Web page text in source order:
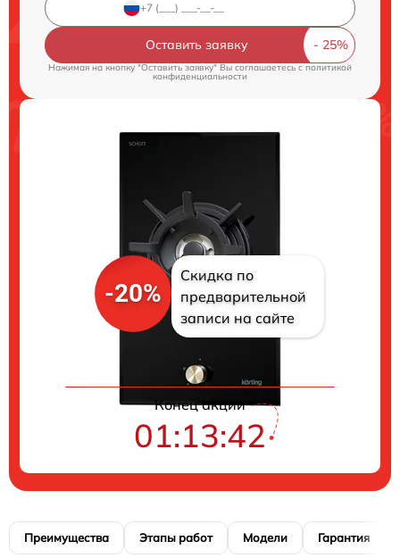
Оставить заявку
Нажимая на кнопку "Оставить заявку" Вы соглашаетесь cполитикой
конфиденциальности
-20%
Скидка по
предварительной
записи на сайте
Конец акции
01:13:41
Преимущества Этапы работ Модели Гарантия